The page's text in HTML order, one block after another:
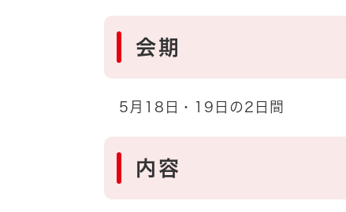
会期
5月18日・19日の2日間
内容